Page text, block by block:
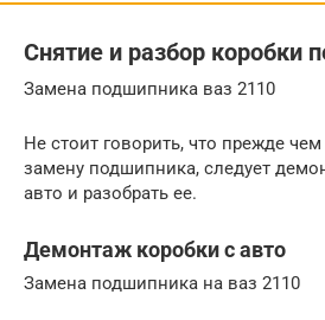
Снятие и разбор коробки
Замена подшипника ваз 2110
Не стоит говорить, что прежде
замену подшипника, следует
авто и разобрать ее.
Демонтаж коробки с авто
Замена подшипника на ваз 2110